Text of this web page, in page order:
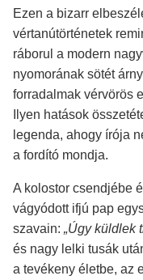
Ezen a bizarr
vértanútörténetek
ráborul a modern
nyomorának sötét
forradalmak vérvörös
Ilyen hatások
legenda, ahogy írója
a fordító mondja.
A kolostor csendjébe
vágyódott ifjú pap
szavain: „Úgy küldlek
és nagy lelki tusák
a tevékeny életbe, az